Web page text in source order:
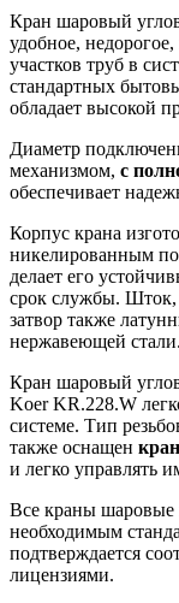
Кран шаровый
удобное,
участков труб в
стандартных
обладает высокой
Диаметр
механизмом, с
обеспечивает
Корпус крана
никелированным
делает его
срок службы.
затвор также
нержавеющей стали.
Кран шаровый
Koer KR.228.W
системе. Тип
также оснащен
и легко управлять
Все краны шаровые
необходимым
подтверждается
лицензиями.